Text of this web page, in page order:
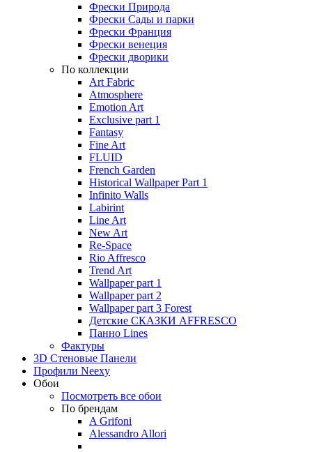
Фрески Природа
Фрески Сады и парки
Фрески Франция
Фрески венеция
Фрески дворики
По коллекции
Art Fabric
Atmosphere
Emotion Art
Exclusive part 1
Fantasy
Fine Art
FLUID
French Garden
Historical Wallpaper Part 1
Infinito Walls
Labirint
Line Art
New Art
Re-Space
Rio Affresco
Trend Art
Wallpaper part 1
Wallpaper part 2
Wallpaper part 3 Forest
Детские СКАЗКИ AFFRESCO
Панно Lines
Фактуры
3D Стеновые Панели
Профили Neexy
Обои
Посмотреть все обои
По брендам
A Grifoni
Alessandro Allori